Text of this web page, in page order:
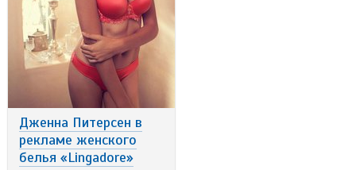
Дженна Питерсен в
рекламе женского
белья «Lingadore»